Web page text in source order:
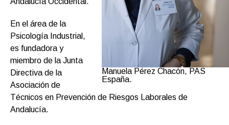
Manuela Pérez Chacón, PAS
España.
En el área de la
Psicología Industrial,
es fundadora y
miembro de la Junta
Directiva de la
Asociación de
Técnicos en Prevención de Riesgos Laborales de
Andalucía.